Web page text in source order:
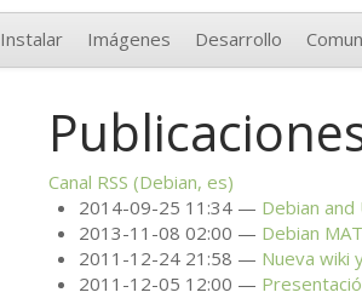
Instalar Imágenes Desarrollo
Canal RSS (Debian, es)
2014-09-25 11:34
Debian
2013-11-08 02:00
Debian
2011-12-24 21:58
Nueva wiki
2011-12-05 12:00